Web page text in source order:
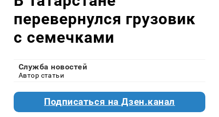
перевернулся грузовик
с семечками
Служба новостей
Автор статьи
Подписаться на Дзен.канал